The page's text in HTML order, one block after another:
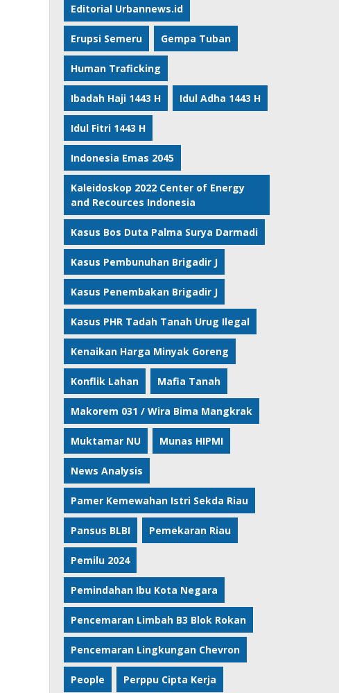
Editorial Urbannews.id
Erupsi Semeru Gempa Tuban
Human Traficking
Ibadah Haji 1443 H Idul Adha 1443 H
Idul Fitri 1443 H
Indonesia Emas 2045
Kaleidoskop 2022 Center of Energy
and Recources Indonesia
Kasus Bos Duta Palma Surya Darmadi
Kasus Pembunuhan Brigadir J
Kasus Penembakan Brigadir J
Kasus PHR Tadah Tanah Urug Ilegal
Kenaikan Harga Minyak Goreng
Konflik Lahan Mafia Tanah
Makorem 031 / Wira Bima Mangkrak
Muktamar NU Munas HIPMI
News Analysis
Pamer Kemewahan Istri Sekda Riau
Pansus BLBI Pemekaran Riau
Pemilu 2024
Pemindahan Ibu Kota Negara
Pencemaran Limbah B3 Blok Rokan
Pencemaran Lingkungan Chevron
People Perppu Cipta Kerja